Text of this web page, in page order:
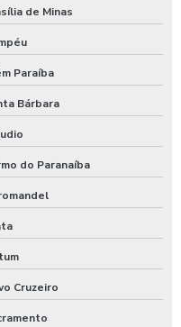
de Minas
Paraíba
Bárbara
do Paranaíba
Cruzeiro